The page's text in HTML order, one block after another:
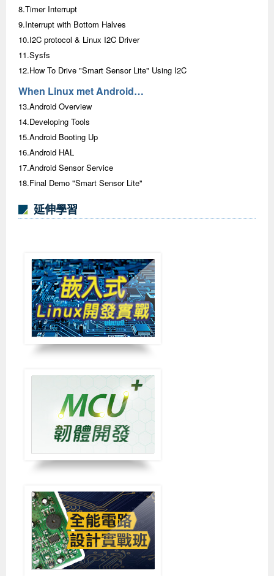
8.Timer Interrupt
9.Interrupt with Bottom Halves
10.I2C protocol & Linux I2C Driver
11.Sysfs
12.How To Drive "Smart Sensor Lite" Using I2C
When Linux met Android…
13.Android Overview
14.Developing Tools
15.Android Booting Up
16.Android HAL
17.Android Sensor Service
18.Final Demo "Smart Sensor Lite"
延伸學習